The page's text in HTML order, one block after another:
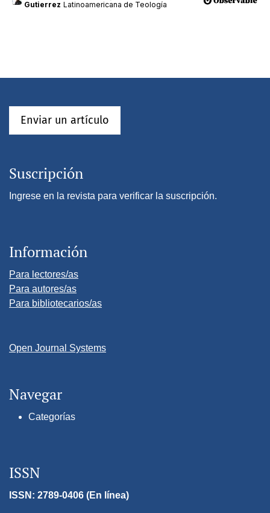
Enviar un artículo
Suscripción
Ingrese en la revista para verificar la suscripción.
Información
Para lectores/as
Para autores/as
Para bibliotecarios/as
Open Journal Systems
Navegar
Categorías
ISSN
ISSN: 2789-0406 (En línea)